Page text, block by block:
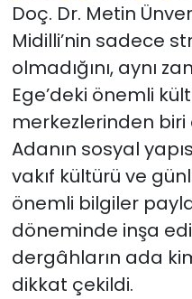
Doç. Dr. Metin
Midilli’nin sadece
olmadığını, aynı
Ege’deki önemli
merkezlerinden
Adanın sosyal
vakıf kültürü ve
önemli bilgiler
döneminde inşa
dergâhların ada
dikkat çekildi.